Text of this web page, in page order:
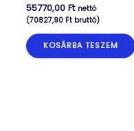
55770,00 Ft nettó
(70827,90 Ftbruttó)
KOSÁRBA TESZEM